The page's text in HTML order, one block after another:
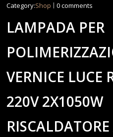
Category:Shop 0 comments
LAMPADA PER
VERNICE LUCE
220V 2X1050W